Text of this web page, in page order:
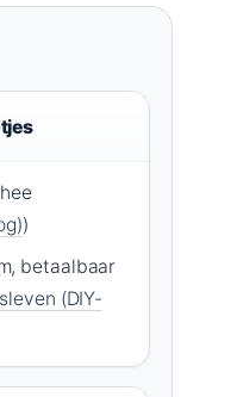
)
betaalbaar
(DIY-